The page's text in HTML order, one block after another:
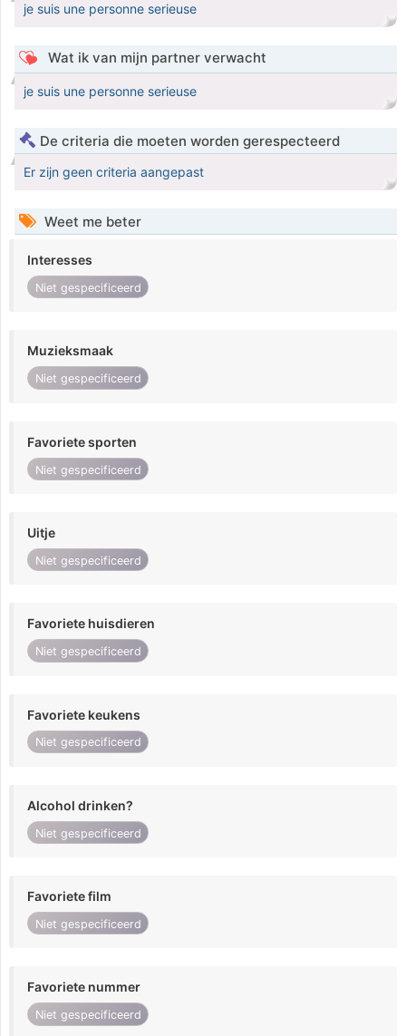
je suis une personne serieuse
Wat ik van mijn partner verwacht
je suis une personne serieuse
De criteria die moeten worden gerespecteerd
Er zijn geen criteria aangepast
Weet me beter
Interesses
Niet gespecificeerd
Muzieksmaak
Niet gespecificeerd
Favoriete sporten
Niet gespecificeerd
Uitje
Niet gespecificeerd
Favoriete huisdieren
Niet gespecificeerd
Favoriete keukens
Niet gespecificeerd
Alcohol drinken?
Niet gespecificeerd
Favoriete film
Niet gespecificeerd
Favoriete nummer
Niet gespecificeerd